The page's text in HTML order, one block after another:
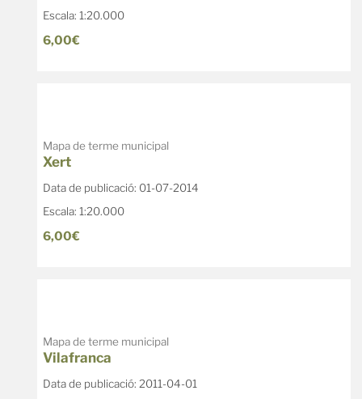
Escala: 1:20.000
6,00€
Mapa de terme municipal
Xert
Data de publicació: 01-07-2014
Escala: 1:20.000
6,00€
Mapa de terme municipal
Vilafranca
Data de publicació: 2011-04-01